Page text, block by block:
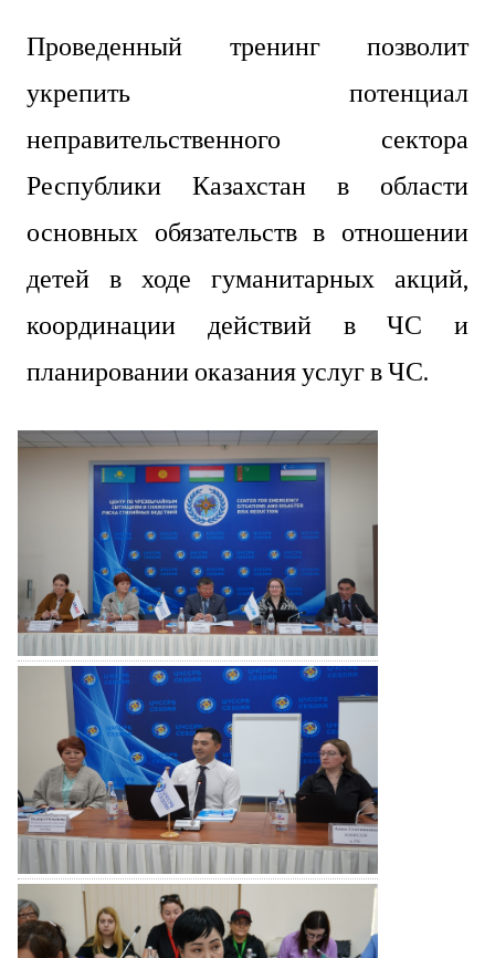
Проведенный тренинг позволит
укрепить потенциал
неправительственного сектора
Республики Казахстан в области
основных обязательств в отношении
детей в ходе гуманитарных акций,
координации действий в ЧС и
планировании оказания услуг в ЧС.